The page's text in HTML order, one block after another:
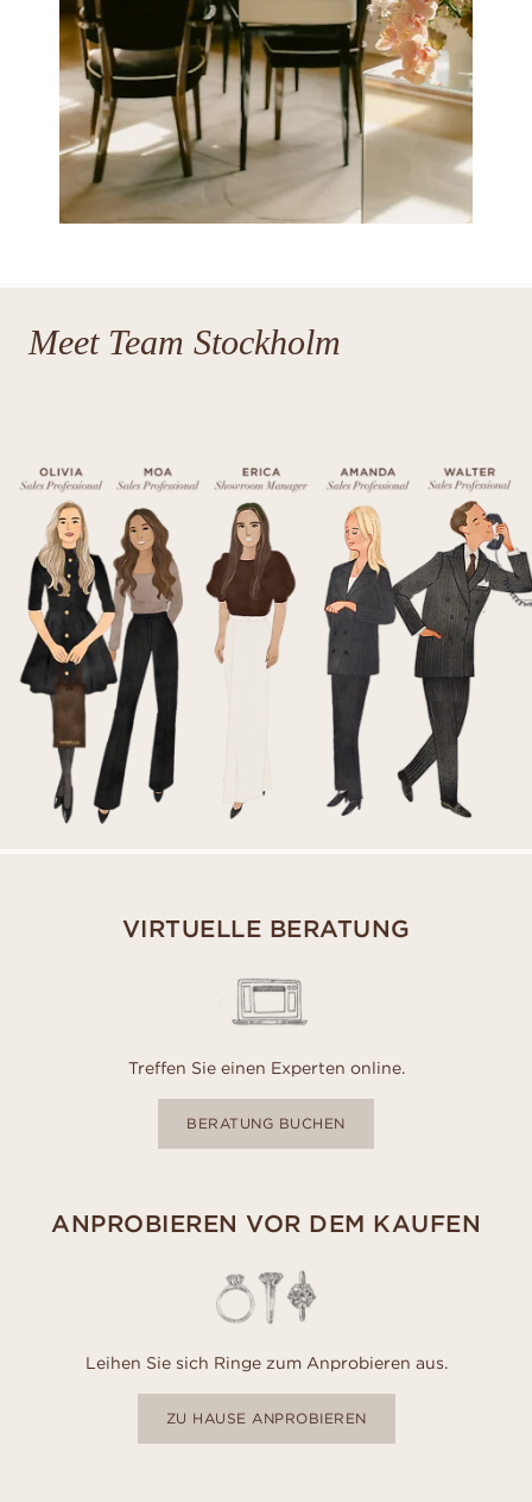
Meet Team Stockholm
VIRTUELLE BERATUNG
Treffen Sie einen Experten online.
BERATUNG BUCHEN
ANPROBIEREN VOR DEM KAUFEN
Leihen Sie sich Ringe zum Anprobieren aus.
ZU HAUSE ANPROBIEREN